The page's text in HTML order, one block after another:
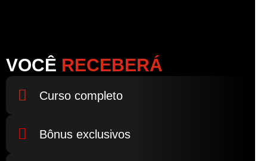
VOCÊ RECEBERÁ
Curso completo
Bônus exclusivos